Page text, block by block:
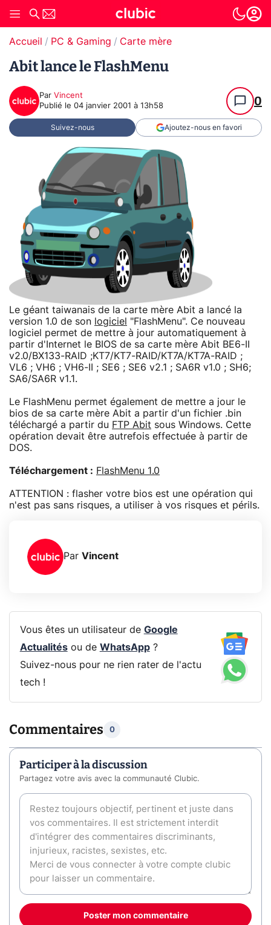
Accueil PC & Gaming Carte mère
Abit lance le FlashMenu
Par Vincent
Publié le 04 janvier 2001 à 13h58 0
Suivez-nous Ajoutez-nous en favori
Le géant taiwanais de la carte mère Abit a lancé la
version 1.0 de son logiciel
"FlashMenu". Ce nouveau
logiciel permet de mettre à jour automatiquement à
partir d'Internet le BIOS de sa carte mère Abit BE6-II
v2.0/BX133-RAID ;KT7/KT7-RAID/KT7A/KT7A-RAID ;
VL6 ; VH6 ; VH6-II ; SE6 ; SE6 v2.1 ; SA6R v1.0 ; SH6;
SA6/SA6R v1.1.
Le FlashMenu permet également de mettre a jour le
bios de sa carte mère Abit a partir d'un fichier .bin
téléchargé a partir du FTP Abit sous Windows. Cette
opération devait être autrefois effectuée à partir de
DOS.
Téléchargement : FlashMenu 1.0
ATTENTION : flasher votre bios est une opération qui
n'est pas sans risques, a utiliser à vos risques et périls.
Par Vincent
Vous êtes un utilisateur de Google
Actualitésou de WhatsApp?
Suivez-nous pour ne rien rater de l'actu
tech !
Commentaires 0
Participer à la discussion
Partagez votre avis avec la communauté Clubic.
Poster mon commentaire